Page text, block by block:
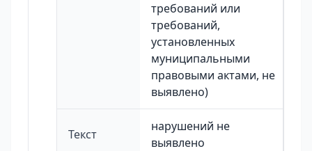
требований или
требований,
установленных
муниципальными
правовыми актами, не
выявлено)
Текст
нарушений не
выявлено